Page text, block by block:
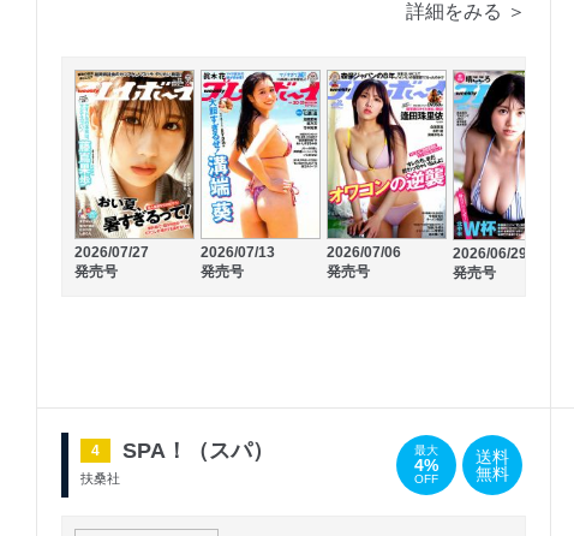
詳細をみる ＞
2026/07/27
発売号
2026/07/13
発売号
2026/07/06
発売号
2026/06/29
発売号
4 SPA！（スパ）
扶桑社
最大
4%
OFF
送料
無料